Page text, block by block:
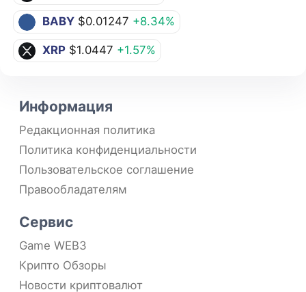
BABY $0.01247 +8.34%
XRP $1.0447 +1.57%
Информация
Редакционная политика
Политика конфиденциальности
Пользовательское соглашение
Правообладателям
Сервис
Game WEB3
Крипто Обзоры
Новости криптовалют